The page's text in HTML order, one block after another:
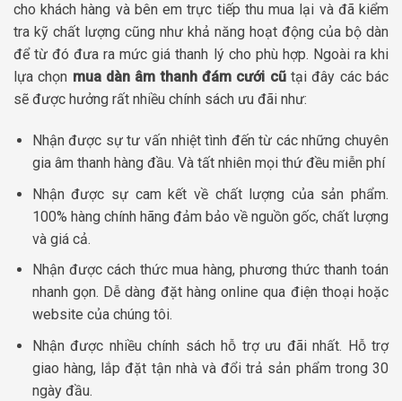
cho khách hàng và bên em trực tiếp thu mua lại và đã kiểm
tra kỹ chất lượng cũng như khả năng hoạt động của bộ dàn
để từ đó đưa ra mức giá thanh lý cho phù hợp. Ngoài ra khi
lựa chọn mua dàn âm thanh đám cưới cũtại đây các bác
sẽ được hưởng rất nhiều chính sách ưu đãi như:
Nhận được sự tư vấn nhiệt tình đến từ các những chuyên
gia âm thanh hàng đầu. Và tất nhiên mọi thứ đều miễn phí
Nhận được sự cam kết về chất lượng của sản phẩm.
100% hàng chính hãng đảm bảo về nguồn gốc, chất lượng
và giá cả.
Nhận được cách thức mua hàng, phương thức thanh toán
nhanh gọn. Dễ dàng đặt hàng online qua điện thoại hoặc
website của chúng tôi.
Nhận được nhiều chính sách hỗ trợ ưu đãi nhất. Hỗ trợ
giao hàng, lắp đặt tận nhà và đổi trả sản phẩm trong 30
ngày đầu.